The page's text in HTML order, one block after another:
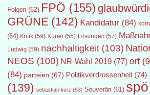
Folgen (62) FPÖ (155)
GRÜNE (142) Kandidatur (84)
(64) Kritik (59) Kurier (55) Lösungen (57)
Ludwig (59) nachhaltigkeit (103)
NEOS (100) NR-Wahl 2019 (77) orf
(84) parteien (67) Politikverdrossenheit (74)
(139) sebastian kurz (53) Souverän (61) spö